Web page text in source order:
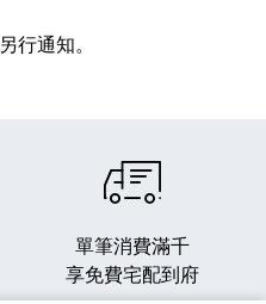
行通知。
單筆消費滿千
享免費宅配到府